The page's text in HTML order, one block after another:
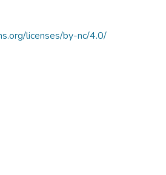
licenses/by-nc/4.0/